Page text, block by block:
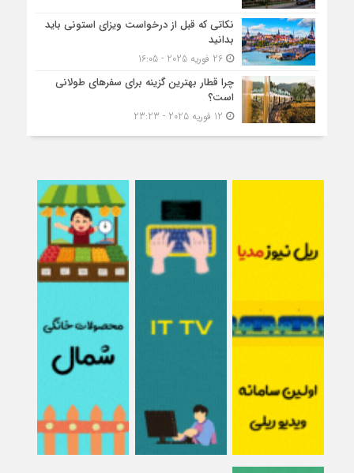
نکاتی که قبل از درخواست ویزای استونی باید
بدانید
26 فوریه 2025 - 16:05
چرا قطار بهترین گزینه برای سفرهای طولانی
است؟